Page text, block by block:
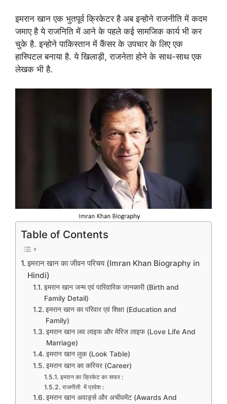
इमरान खान एक भुतपूर्व क्रिकेटर है अब इन्होने राजनीति में कदम
जमाए है ये राजनिति में आने के पहले कई सामजिक कार्य भी कर
चुके है. इन्होने पाकिस्तान में कैंसर के उपचार के लिए एक
हास्पिटल बनाया है. ये खिलाड़ी, राजनेता होने के साथ-साथ एक
लेखक भी है.
Table of Contents
इमरान खान का जीवन परिचय (Imran Khan Biography in
Hindi)
इमरान खान जन्म एवं पारिवारिक जानकारी (Birth and
Family Detail)
इमरान खान का परिवार एवं शिक्षा (Education and
Family)
इमरान खान लव लाइफ और मेरिज लाइफ (Love Life And
Marriage)
इमरान खान लुक (Look Table)
इमरान खान का करियर (Career)
इमरान का क्रिकेट का सफर :
राजनीती में प्रवेश :
इमरान खान अवार्ड्स और अचीवमेंट (Awards And